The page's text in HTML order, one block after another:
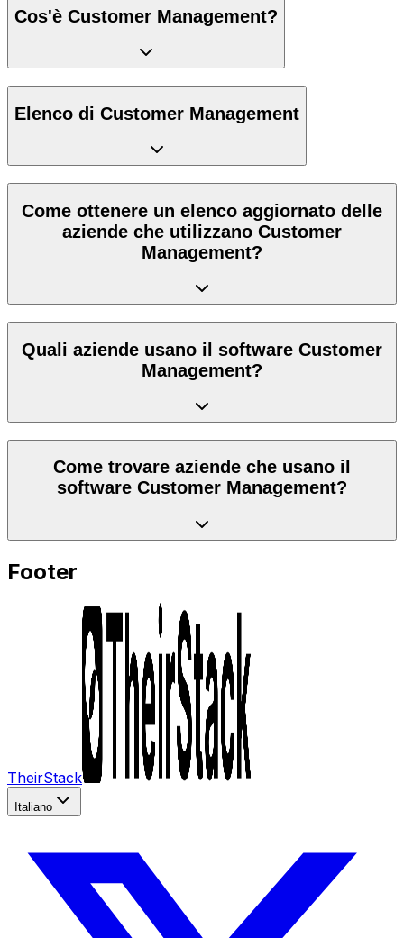
Cos'è Customer Management?
Elenco di Customer Management
Come ottenere un elenco aggiornato delle
aziende che utilizzano Customer
Management?
Quali aziende usano il software Customer
Management?
Come trovare aziende che usano il
software Customer Management?
Footer
TheirStack
Italiano